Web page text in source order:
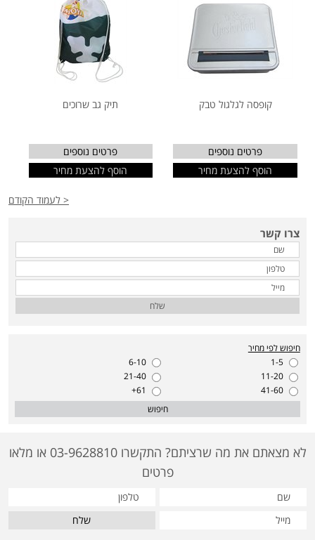
קופסה לגלגול טבק
פרטים נוספים
הוסף להצעת מחיר
תיק גב שרוכים
פרטים נוספים
הוסף להצעת מחיר
< לעמוד הקודם
צרו קשר
שלח
חיפוש לפי מחיר
1-5
6-10
11-20
21-40
41-60
61+
חיפוש
לא מצאתם את מה שרציתם? התקשרו 03-9628810 או מלאו
פרטים
שלח